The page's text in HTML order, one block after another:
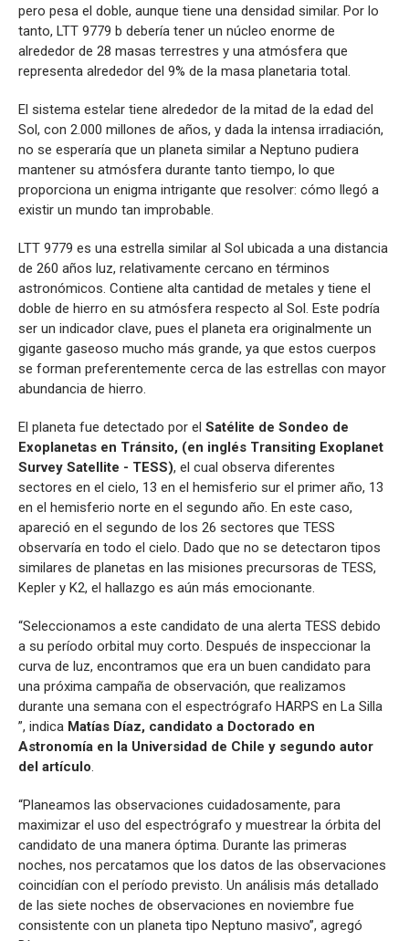
pero pesa el doble, aunque tiene una densidad similar. Por lo
tanto, LTT 9779 b debería tener un núcleo enorme de
alrededor de 28 masas terrestres y una atmósfera que
representa alrededor del 9% de la masa planetaria total.
El sistema estelar tiene alrededor de la mitad de la edad del
Sol, con 2.000 millones de años, y dada la intensa irradiación,
no se esperaría que un planeta similar a Neptuno pudiera
mantener su atmósfera durante tanto tiempo, lo que
proporciona un enigma intrigante que resolver: cómo llegó a
existir un mundo tan improbable.
LTT 9779 es una estrella similar al Sol ubicada a una distancia
de 260 años luz, relativamente cercano en términos
astronómicos. Contiene alta cantidad de metales y tiene el
doble de hierro en su atmósfera respecto al Sol. Este podría
ser un indicador clave, pues el planeta era originalmente un
gigante gaseoso mucho más grande, ya que estos cuerpos
se forman preferentemente cerca de las estrellas con mayor
abundancia de hierro.
El planeta fue detectado por el Satélite de Sondeo de
Exoplanetas en Tránsito, (en inglés Transiting Exoplanet
Survey Satellite - TESS), el cual observa diferentes
sectores en el cielo, 13 en el hemisferio sur el primer año, 13
en el hemisferio norte en el segundo año. En este caso,
apareció en el segundo de los 26 sectores que TESS
observaría en todo el cielo. Dado que no se detectaron tipos
similares de planetas en las misiones precursoras de TESS,
Kepler y K2, el hallazgo es aún más emocionante.
“Seleccionamos a este candidato de una alerta TESS debido
a su período orbital muy corto. Después de inspeccionar la
curva de luz, encontramos que era un buen candidato para
una próxima campaña de observación, que realizamos
durante una semana con el espectrógrafo HARPS en La Silla
”, indica Matías Díaz, candidato a Doctorado en
Astronomía en la Universidad de Chile y segundo autor
del artículo.
“Planeamos las observaciones cuidadosamente, para
maximizar el uso del espectrógrafo y muestrear la órbita del
candidato de una manera óptima. Durante las primeras
noches, nos percatamos que los datos de las observaciones
coincidían con el período previsto. Un análisis más detallado
de las siete noches de observaciones en noviembre fue
consistente con un planeta tipo Neptuno masivo”, agregó